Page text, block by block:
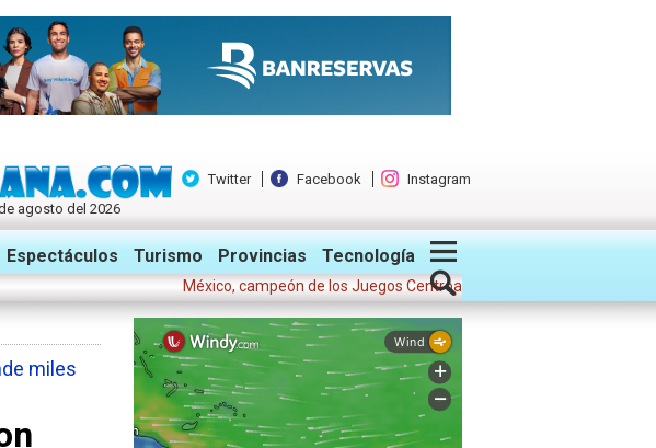
agosto del 2026
Twitter Facebook Instagram
Espectáculos Turismo Provincias Tecnología
México, campeón de los Juegos Centroamericanos y del Caribe 2026;
miles